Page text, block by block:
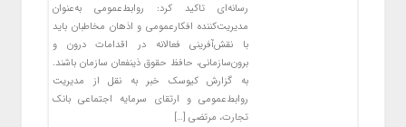
رسانه‌ای تاکید کرد: روابط‌عمومی به‌عنوان
مدیریت‌کننده افکارعمومی و اذهان مخاطبان باید
با نقش‌آفرینی فعالانه در اقدامات درون و
برون‌سازمانی، حافظ حقوق ذینفعان سازمان باشند.
به گزارش کیوسک خبر به نقل از مدیریت
روابط‌عمومی و ارتقای سرمایه اجتماعی بانک
تجارت، مرتضی […]